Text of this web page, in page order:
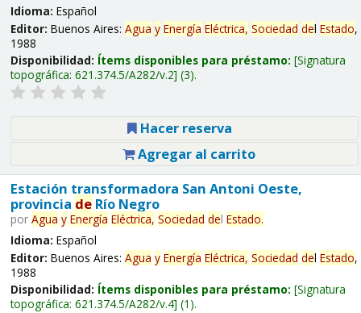
Idioma: Español
Editor: Buenos Aires: Agua y Energía Eléctrica, Sociedad del Estado,
1988
Disponibilidad: Ítems disponibles para préstamo: Signatura
topográfica: 621.374.5/A282/v.2 (3).
Hacer reserva
Agregar al carrito
Estación transformadora San Antoni Oeste,
provincia deRío Negro
por Agua y Energía Eléctrica, Sociedad del Estado.
Idioma: Español
Editor: Buenos Aires: Agua y Energía Eléctrica, Sociedad del Estado,
1988
Disponibilidad: Ítems disponibles para préstamo: Signatura
topográfica: 621.374.5/A282/v.4 (1).